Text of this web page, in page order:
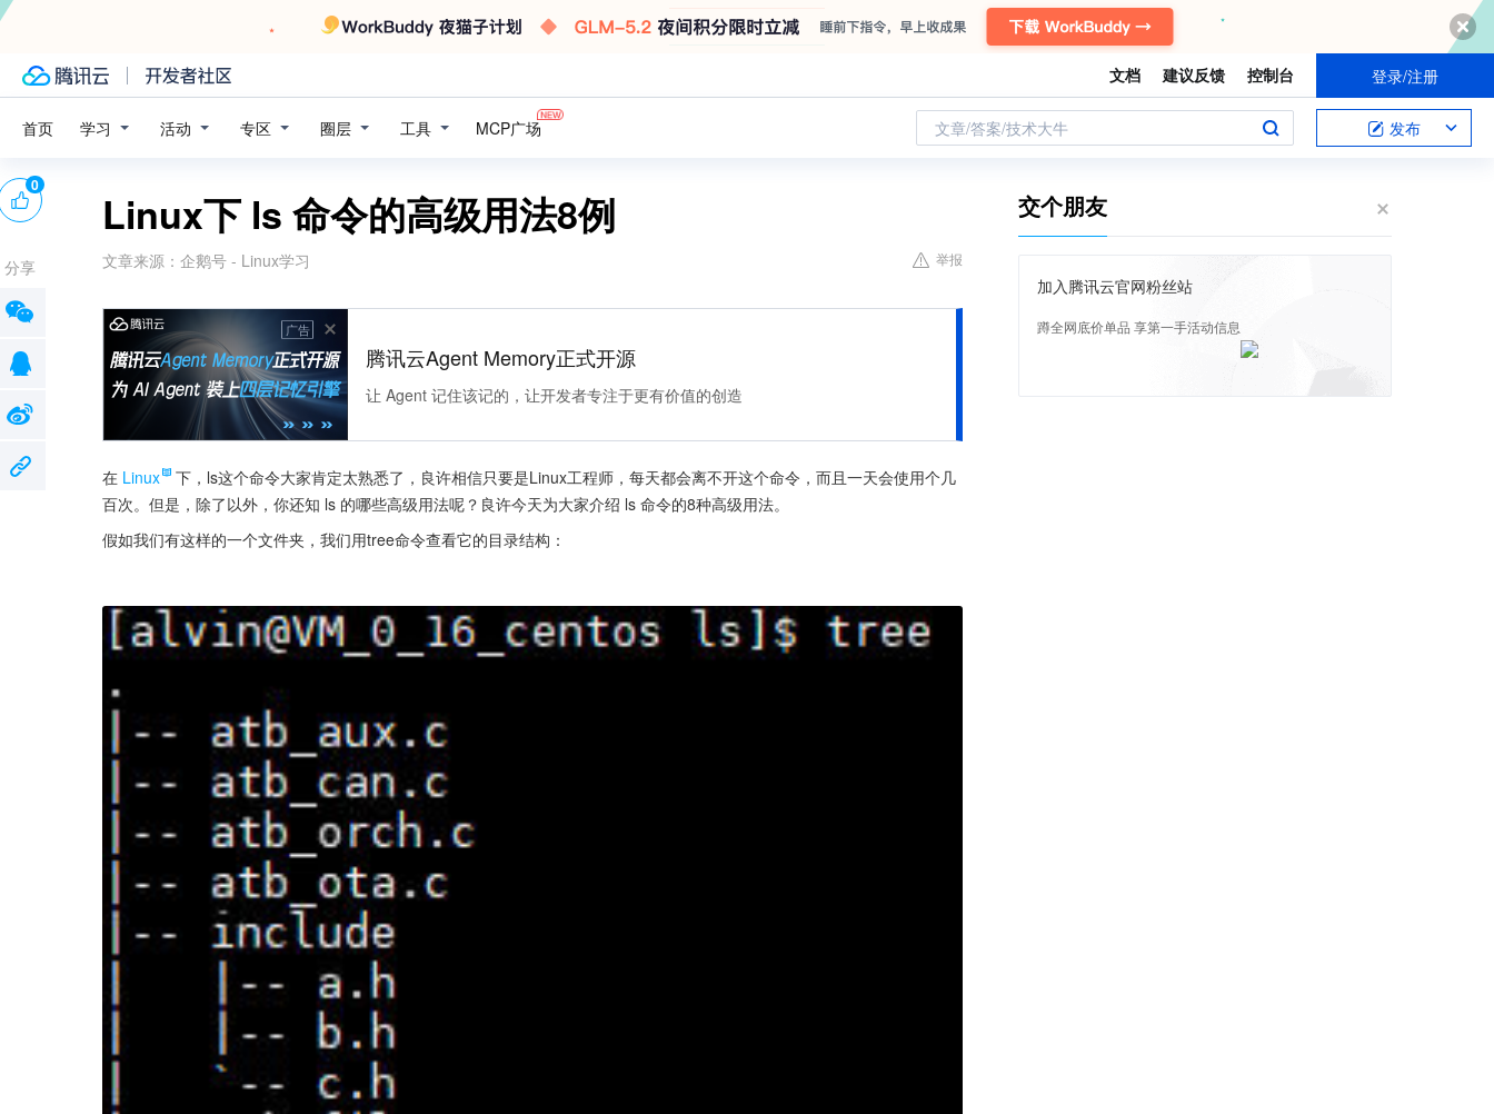
文档 建议反馈 控制台 登录/注册
首页 学习 活动 专区 圈层 工具 MCP广场 文章/答案/技术大牛 发布
Linux下 ls 命令的高级用法8例
文章来源： 企鹅号 - Linux学习 举报
广告
腾讯云Agent Memory正式开源
让 Agent 记住该记的，让开发者专注于更有价值的创造
在 Linux
下，ls这个命令大家肯定太熟悉了，良许相信只要是Linux工程师，每天都会离不开这个命令，而且一天会使用个几
百次。但是，除了以外，你还知 ls 的哪些高级用法呢？良许今天为大家介绍 ls 命令的8种高级用法。
假如我们有这样的一个文件夹，我们用tree命令查看它的目录结构：
0
分享
交个朋友
加入腾讯云官网粉丝站
蹲全网底价单品 享第一手活动信息